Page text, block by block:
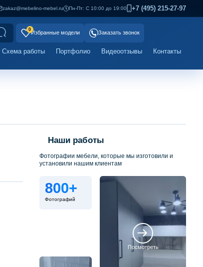
zakaz@mebelino-mebel.ru Пн-Пт: С 10:00 до 19:00 +7 (495) 215-27-97
0
Избранные модели Заказать звонок
Схема работы Портфолио Видеоотзывы Контакты
Наши работы
Фотографии мебели, которые мы изготовили и
установили нашим клиентам
800+
Фотографий
Посмотреть